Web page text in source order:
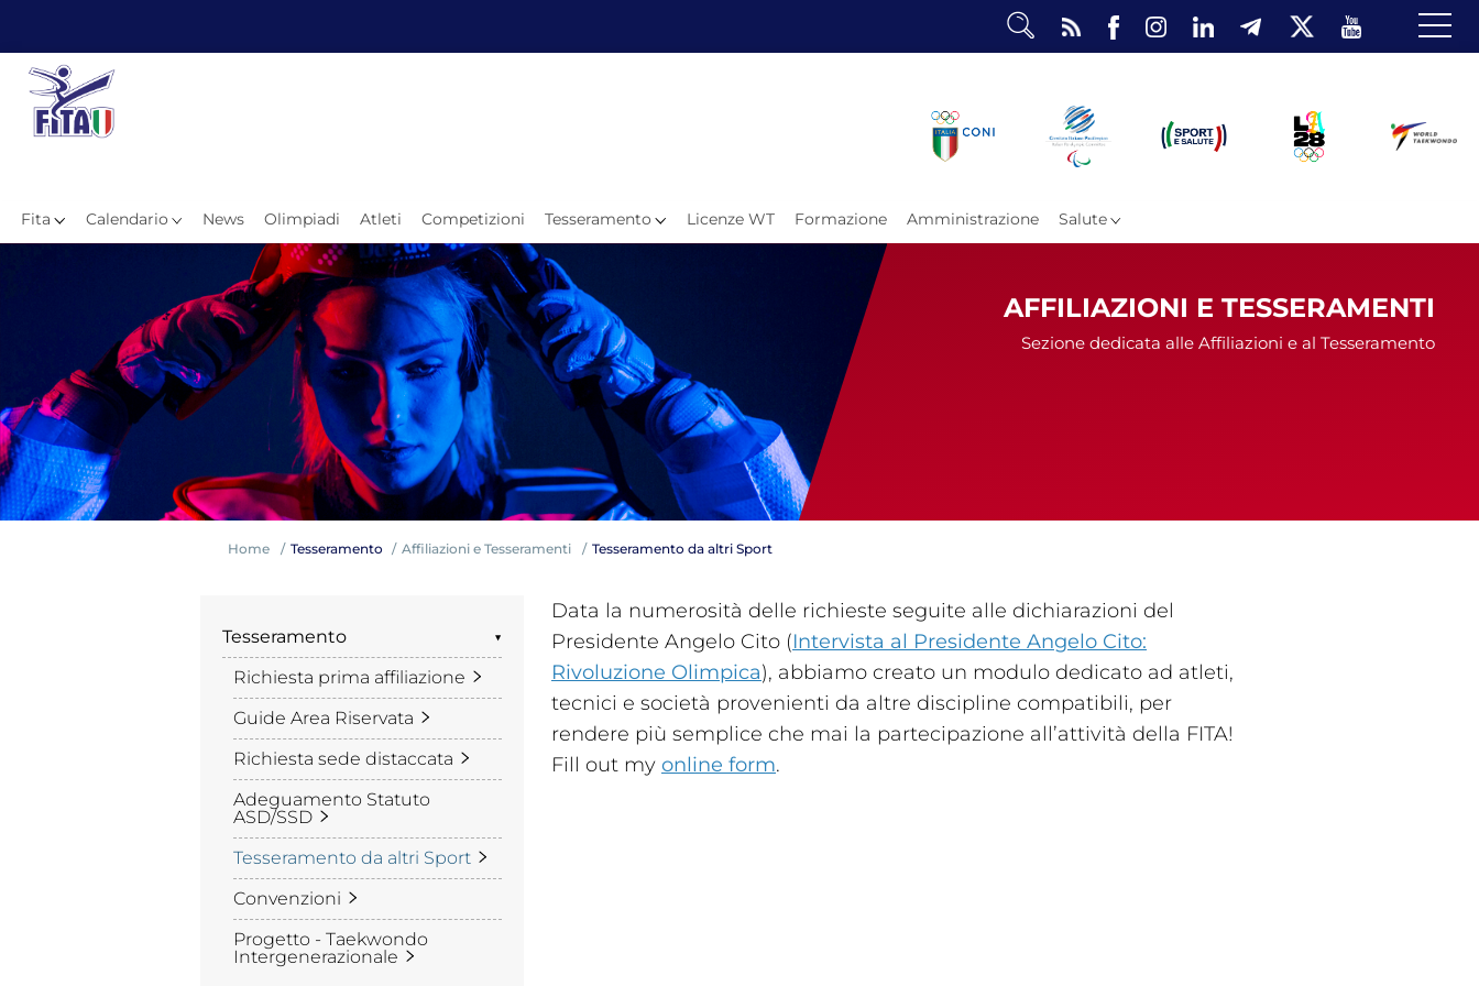
Home
Organigramma
Progetti
Calendario
News Olimpiadi
Competizioni
Tesseramento
Affiliazioni e Tesseramenti
Area Riservata
Licenze
WT
Formazione
Fita Calendario News Olimpiadi Atleti Competizioni Tesseramento Licenze WT Formazione Amministrazione Salute
AFFILIAZIONI E TESSERAMENTI
Sezione dedicata alle Affiliazioni e al Tesseramento
Home Tesseramento Affiliazioni e Tesseramenti Tesseramento da altri Sport
▼
Tesseramento
Richiesta prima affiliazione
Guide Area Riservata
Richiesta sede distaccata
Adeguamento Statuto
ASD/SSD
Tesseramento da altri Sport
Convenzioni
Progetto - Taekwondo
Intergenerazionale
Data la numerosità delle richieste seguite alle dichiarazioni del
Presidente Angelo Cito (Intervista al Presidente Angelo Cito:
Rivoluzione Olimpica), abbiamo creato un modulo dedicato ad atleti,
tecnici e società provenienti da altre discipline compatibili, per
rendere più semplice che mai la partecipazione all’attività della FITA!
Fill out my online form.